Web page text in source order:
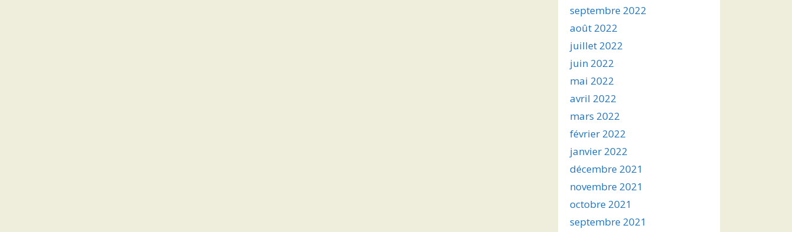
septembre 2022
août 2022
juillet 2022
juin 2022
mai 2022
avril 2022
mars 2022
février 2022
janvier 2022
décembre 2021
novembre 2021
octobre 2021
septembre 2021